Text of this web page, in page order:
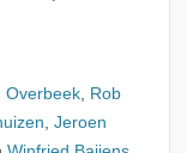
Overbeek, Rob
, Jeroen